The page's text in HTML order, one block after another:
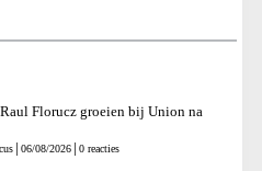
Florucz groeien bij Union na
│06/08/2026 │0 reacties